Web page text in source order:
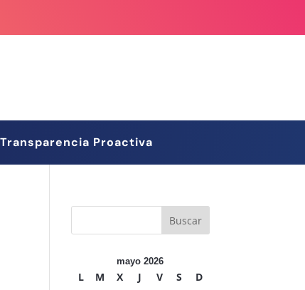
Transparencia Proactiva
mayo 2026
L M X J V S
D